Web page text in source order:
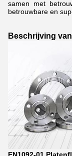
samen met
betrouwbare en
Beschrijving